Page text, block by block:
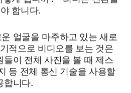
합니다.
얼굴을 마주하고 있는 새로
적으로 비디오를 보는 것은
들이 전체 사진을 볼 때 제스
등 전체 통신 기술을 사용할
합니다.